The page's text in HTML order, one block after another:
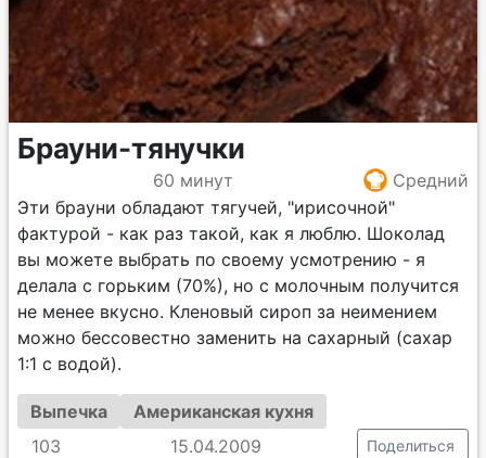
Брауни-тянучки
60 минут
Средний
Эти брауни обладают тягучей, "ирисочной"
фактурой - как раз такой, как я люблю. Шоколад
вы можете выбрать по своему усмотрению - я
делала с горьким (70%), но с молочным получится
не менее вкусно. Кленовый сироп за неимением
можно бессовестно заменить на сахарный (сахар
1:1 с водой).
Выпечка
Американская кухня
103
15.04.2009 Поделиться